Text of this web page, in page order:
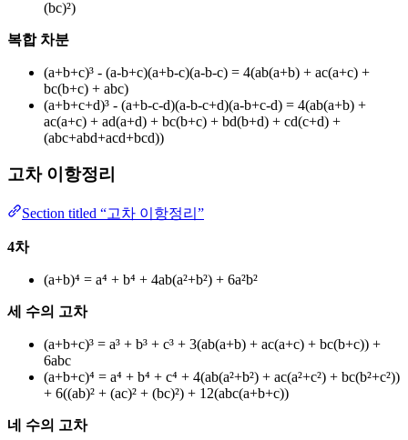
(bc)²)
복합 차분
(a+b+c)³ - (a-b+c)(a+b-c)(a-b-c) = 4(ab(a+b) + ac(a+c) +
bc(b+c) + abc)
(a+b+c+d)³ - (a+b-c-d)(a-b-c+d)(a-b+c-d) = 4(ab(a+b) +
ac(a+c) + ad(a+d) + bc(b+c) + bd(b+d) + cd(c+d) +
(abc+abd+acd+bcd))
고차 이항정리
Section titled “고차 이항정리”
4차
(a+b)⁴ = a⁴ + b⁴ + 4ab(a²+b²) + 6a²b²
세 수의 고차
(a+b+c)³ = a³ + b³ + c³ + 3(ab(a+b) + ac(a+c) + bc(b+c)) +
6abc
(a+b+c)⁴ = a⁴ + b⁴ + c⁴ + 4(ab(a²+b²) + ac(a²+c²) + bc(b²+c²))
+ 6((ab)² + (ac)² + (bc)²) + 12(abc(a+b+c))
네 수의 고차